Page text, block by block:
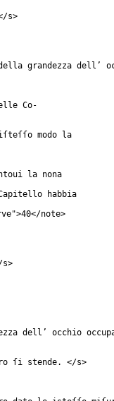
s>
grandezza dell’
Co-
modo la
la nona
habbia
">40</note>
s>
dell’ occhio
ſi stende. </s>